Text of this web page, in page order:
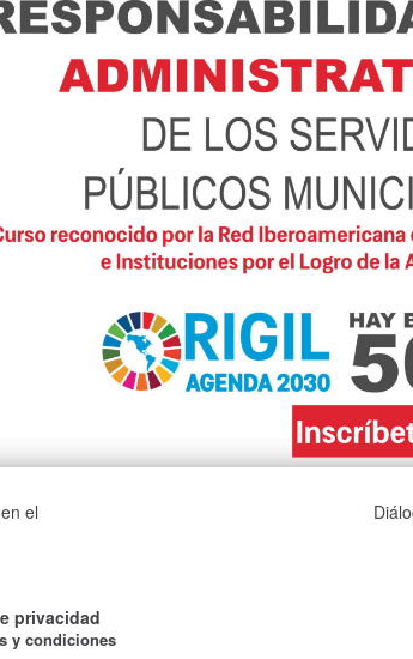
el
privacidad
y condiciones